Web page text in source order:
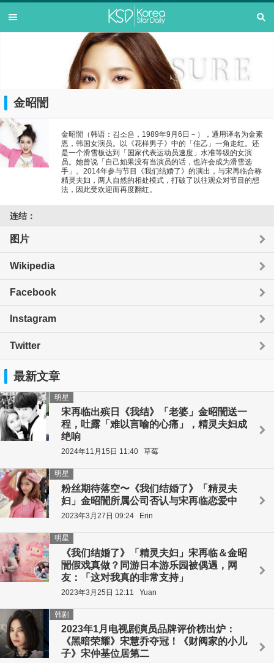
金昭誾
金昭誾（韩语：김소은，1989年9月6日－），通用译名为金素
恩，韩国女演员。以《花样男子》中的「佳乙」一角走红。还
是一个滑雪板达到「国家代表运动员速度」水准等级的女演
员。她曾说「自己如果没有当演员的话，也许会成为滑雪选
手」。2014年参与节目《我们结婚了》的演出，与宋再临合称
精灵夫妇，两人自然的相处模式，打破了以往观众对节目的想
法，因此受欢迎而再度翻红。
连结：
图片
Wikipedia
Facebook
Instagram
Twitter
最新文章
宋再临出殡日《我结》「老婆」金昭誾送一
程，吐露「难以言喻的心痛」，精灵夫妇成
绝响
明星
2024年11月15日 11:40 草莓
粉丝期待落空〜《我们结婚了》「精灵夫
妇」金昭誾所属公司否认与宋再临恋爱中
明星
2023年3月27日 09:24 Erin
《我们结婚了》「精灵夫妇」宋再临＆金昭
誾假戏真做？同游日本游乐园被偶遇，网
友：「这对我真的非常支持」
明星
2023年3月25日 12:11 Yuan
2023年1月电视剧演员品牌评价榜出炉：
《黑暗荣耀》宋慧乔夺冠！《财阀家的小儿
子》宋仲基位居第二
韩剧